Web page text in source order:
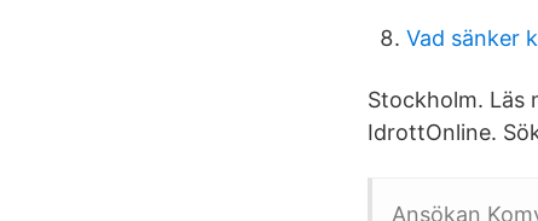
Vad sänker
Stockholm. Läs
IdrottOnline.
Ansökan